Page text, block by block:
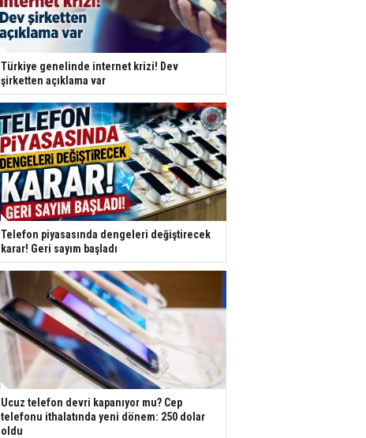
Türkiye genelinde internet krizi! Dev
şirketten açıklama var
Telefon piyasasında dengeleri değiştirecek
karar! Geri sayım başladı
Ucuz telefon devri kapanıyor mu? Cep
telefonu ithalatında yeni dönem: 250 dolar
oldu